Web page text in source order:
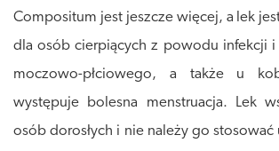
Compositum jest jeszcze więcej, a lek
dla osób cierpiących z powodu infekcji i
moczowo-płciowego, a także u
występuje bolesna menstruacja. Lek
osób dorosłych i nie należy go